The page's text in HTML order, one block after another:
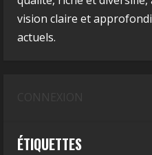
vision claire et
actuels.
ÉTIQUETTES